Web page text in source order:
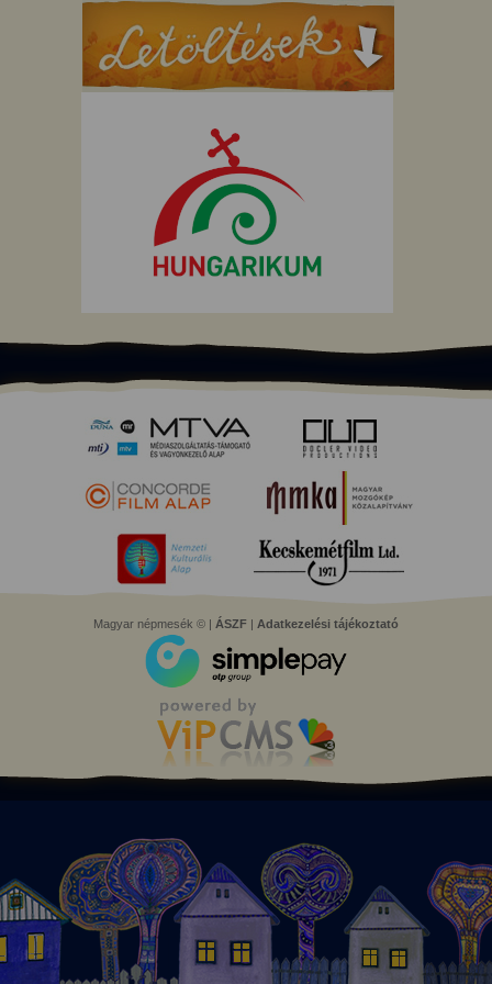
Magyar népmesék © | ÁSZF | Adatkezelési tájékoztató